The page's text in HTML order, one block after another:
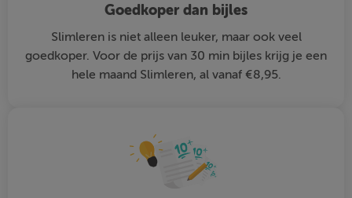
Goedkoper dan bijles
Slimleren is niet alleen leuker, maar ook veel
goedkoper. Voor de prijs van 30 min bijles krijg je een
hele maand Slimleren, al vanaf €8,95.